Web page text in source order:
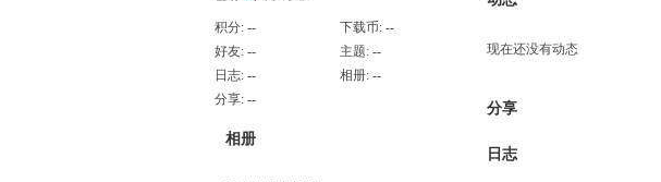
积分: -- 下载币: --
好友: -- 主题: --
日志: -- 相册: --
分享: --
相册
现在还没有动态
分享
日志